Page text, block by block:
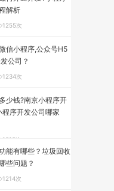
解析
1255次
信小程序,公众号H5
公司？
1234次
少钱?南京小程序开
程序开发公司哪家
1318次
能有哪些？垃圾回收
些问题？
1214次